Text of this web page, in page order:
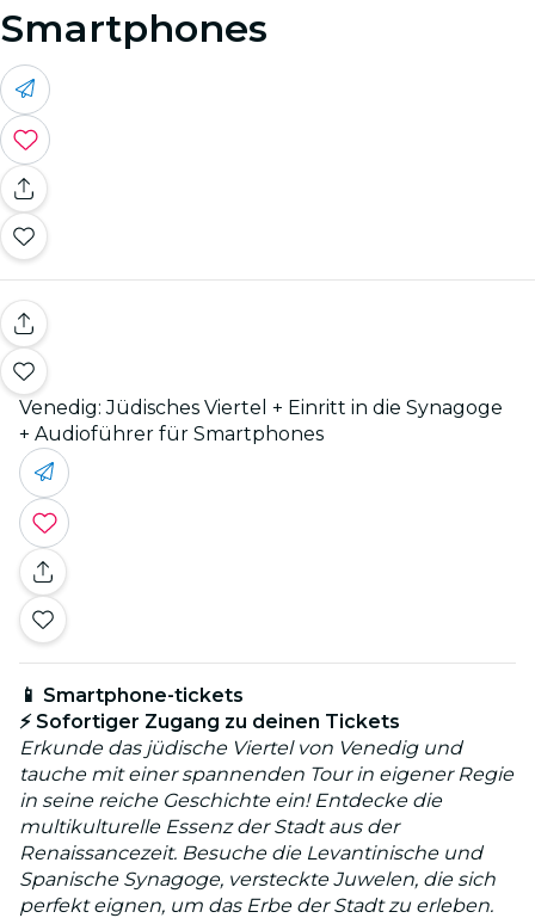
Smartphones
Venedig: Jüdisches Viertel + Einritt in die Synagoge
+ Audioführer für Smartphones
📱 Smartphone-tickets
⚡ Sofortiger Zugang zu deinen Tickets
Erkunde das jüdische Viertel von Venedig und
tauche mit einer spannenden Tour in eigener Regie
in seine reiche Geschichte ein! Entdecke die
multikulturelle Essenz der Stadt aus der
Renaissancezeit. Besuche die Levantinische und
Spanische Synagoge, versteckte Juwelen, die sich
perfekt eignen, um das Erbe der Stadt zu erleben.